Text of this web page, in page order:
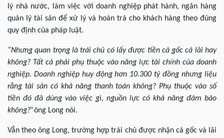
lý nhà nước, làm việc với doanh nghiệp phát hành, ngân hàng
quản lý tài sản để xử lý và hoàn trả cho khách hàng theo đúng
quy định của pháp luật.
“Nhưng quan trọng là trái chủ có lấy được tiền cả gốc cả lãi hay
không? Tất cả phải phụ thuộc vào năng lực tài chính của doanh
nghiệp. Doanh nghiệp huy động hơn 10.300 tỷ đồng nhưng liệu
rằng tài sản có khả năng thanh toán không? Phụ thuộc vào số
tiền đó đã dùng vào việc gì, nguồn lực có khả năng đảm bảo
không?”ông Long nói.
Vẫn theo ông Long, trường hợp trái chủ được nhận cả gốc và lãi